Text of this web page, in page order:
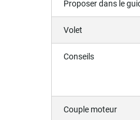
Proposer dans le
Volet
Conseils
Couple moteur